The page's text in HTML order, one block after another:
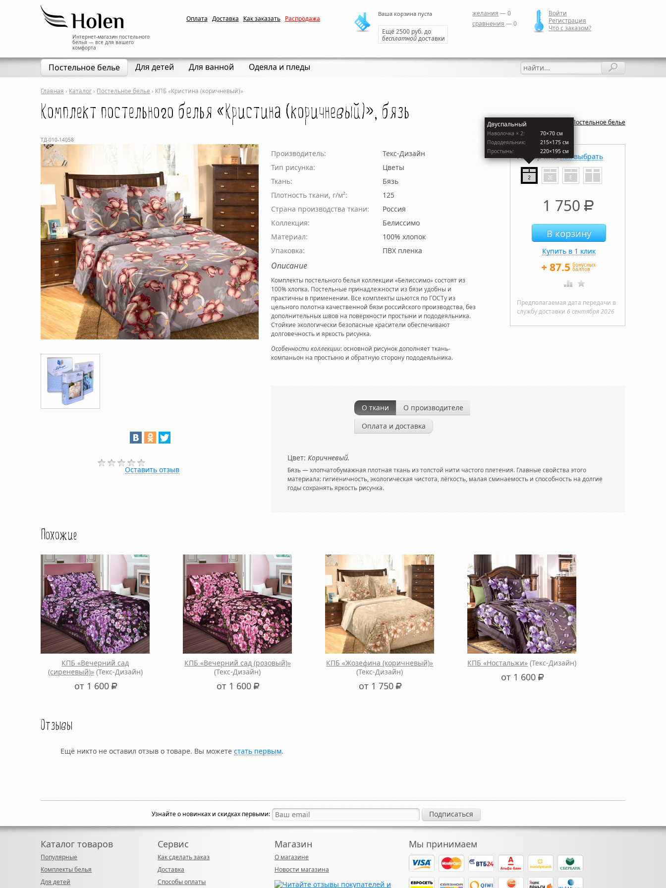
Интернет-магазин постельного
белья — все для вашего
комфорта
Оплата Доставка Как заказать Распродажа
Ваша корзина пуста
Ещё 2500 руб. до
бесплатнойдоставки
желания —0
сравнения —0
Войти
Регистрация
Что с заказом?
Постельное белье Для детей Для ванной Одеяла и пледы
Главная › Каталог › Постельное белье › КПБ «Кристина (коричневый)»
Комплект постельного белья «Кристина (коричневый)», бязь Постельное белье
ТД-010-14058
Оставить отзыв
Производитель:
Текс-Дизайн
Тип рисунка:
Цветы
Ткань:
Бязь
Плотность ткани, г/м²:
125
Страна производства ткани:
Россия
Коллекция:
Белиссимо
Материал:
100% хлопок
Упаковка:
ПВХ пленка
Описание
Комплекты постельного белья коллекции «Белиссимо» состоят из
100% хлопка. Постельные принадлежности из бязи удобны и
практичны в применении. Все комплекты шьются по ГОСТу из
цельного полотна качественной бязи российского производства, без
дополнительных швов на поверхности простыни и пододеяльника.
Стойкие экологически безопасные красители обеспечивают
долговечность и яркость рисунка.
Особенности коллекции: основной рисунок дополняет ткань-
компаньон на простыню и обратную сторону пододеяльника.
Размер КПБ Как выбрать
Двуспальный
Наволочкa × 2:
70×70 см
Пододеяльник:
215×175 см
Простынь:
220×195 см
1 750Р
Купить в 1 клик
+87.5 бонусных
баллов
Предполагаемая дата передачи в
службу доставки 6 сентября 2026
О ткани
О производителе
Оплата и доставка
Цвет: Коричневый.
Бязь — хлопчатобумажная плотная ткань из толстой нити частого плетения. Главные свойства этого
материала: гигиеничность, экологическая чистота, лёгкость, малая сминаемость и способность на долгие
годы сохранять яркость рисунка.
Похожие
КПБ «Вечерний сад
(сиреневый)» (Текс-Дизайн)
от 1 600 Р
КПБ «Вечерний сад (розовый)»
(Текс-Дизайн)
от 1 600 Р
КПБ «Жозефина (коричневый)»
(Текс-Дизайн)
от 1 750 Р
КПБ «Ностальжи» (Текс-Дизайн)
от 1 600 Р
Отзывы
Ещё никто не оставил отзыв о товаре. Вы можетестать первым.
Узнайте о новинках и скидках первыми:
Каталог товаров
Популярные
Комплекты белья
Для детей
Сервис
Как сделать заказ
Доставка
Способы оплаты
Магазин
О магазине
Новости магазина
Мы принимаем